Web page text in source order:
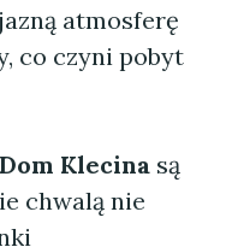
atmosferę
co czyni pobyt
Dom Klecina są
chwalą nie